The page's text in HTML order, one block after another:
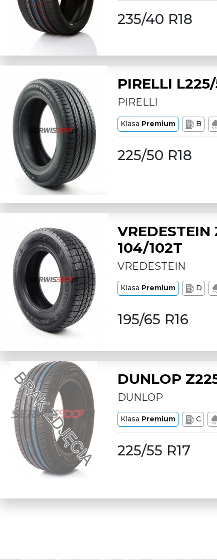
235/40 R18
PIRELLI
PIRELLI
Klasa Premium B
225/50 R18
VREDESTEIN
104/102T
VREDESTEIN
Klasa Premium D
195/65 R16
DUNLOP
DUNLOP
Klasa Premium C
225/55 R17